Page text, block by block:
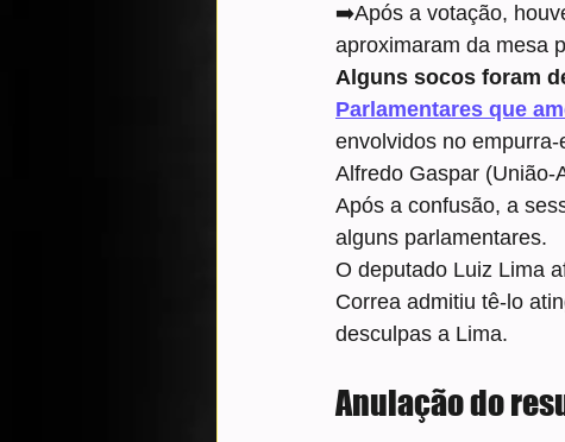
➡️Após a votação,
aproximaram da mesa
Alguns socos foram
Parlamentares que
envolvidos no
Alfredo Gaspar (União-
Após a confusão, a
alguns parlamentares.
O deputado Luiz Lima
Correa admitiu tê-lo
desculpas a Lima.
Anulação do